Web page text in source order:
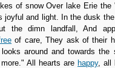
of snow Over lake Erie the
joyful and light. In the dusk the
the dimn landfall, And
of care, They ask of their
around and towards the
All hearts are happy, all